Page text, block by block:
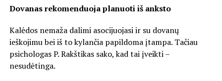
Dovanas rekomenduoja planuoti iš anksto
Kalėdos nemaža dalimi asocijuojasi ir su dovanų
ieškojimu bei iš to kylančia papildoma įtampa. Tačiau
psichologas P. Rakštikas sako, kad tai įveikti –
nesudėtinga.